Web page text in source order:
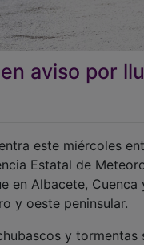
aviso por
este miércoles
Estatal de
en Albacete,
y oeste peninsular.
y